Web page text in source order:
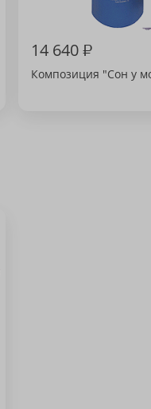
14 640₽
Композиция "Сон у